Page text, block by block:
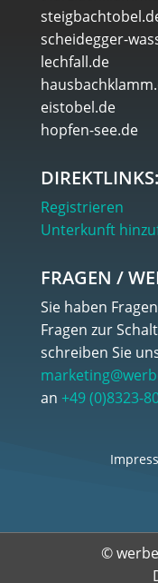
scheidegger-
lechfall.de
eistobel.de
hopfen-see.de
DIREKTLINKS:
Registrieren
Unterkunft
FRAGEN /
Sie haben
Fragen zur
schreiben Sie
an +49 (0)8323-
©